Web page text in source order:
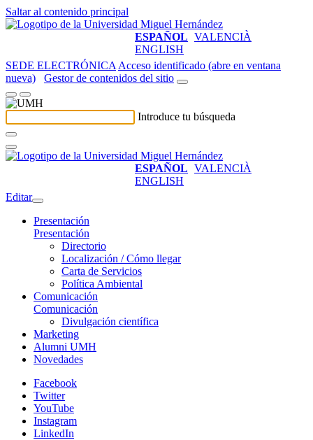
Saltar al contenido principal
ESPAÑOL VALENCIÀ
ENGLISH
SEDE ELECTRÓNICA Acceso identificado (abre en ventana
nueva)
Gestor de contenidos del sitio
Introduce tu búsqueda
ESPAÑOL VALENCIÀ
ENGLISH
Editar
Presentación
Presentación
Directorio
Localización / Cómo llegar
Carta de Servicios
Política Ambiental
Comunicación
Comunicación
Divulgación científica
Marketing
Alumni UMH
Novedades
Facebook
Twitter
YouTube
Instagram
LinkedIn